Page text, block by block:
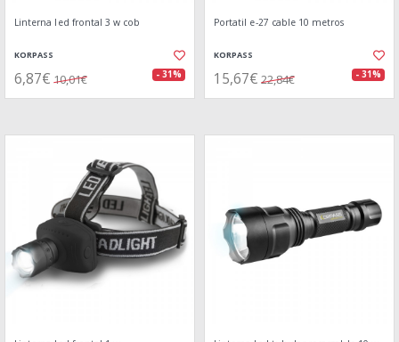
Linterna led frontal 3 w cob
KORPASS
6,87€ 10,01€ - 31%
Portatil e-27 cable 10 metros
KORPASS
15,67€ 22,84€ - 31%